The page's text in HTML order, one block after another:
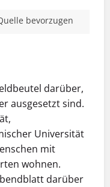
bevorzugen
darüber,
ausgesetzt sind.
Universität
mit
wohnen.
darüber